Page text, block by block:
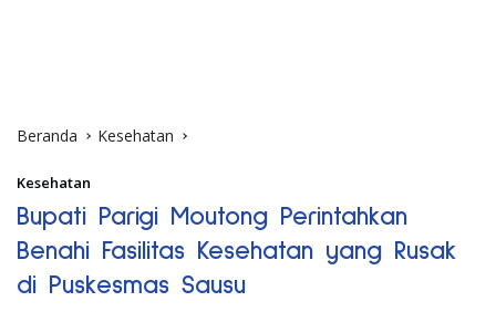
Beranda Kesehatan
Kesehatan
Bupati Parigi Moutong Perintahkan
Benahi Fasilitas Kesehatan yang Rusak
di Puskesmas Sausu